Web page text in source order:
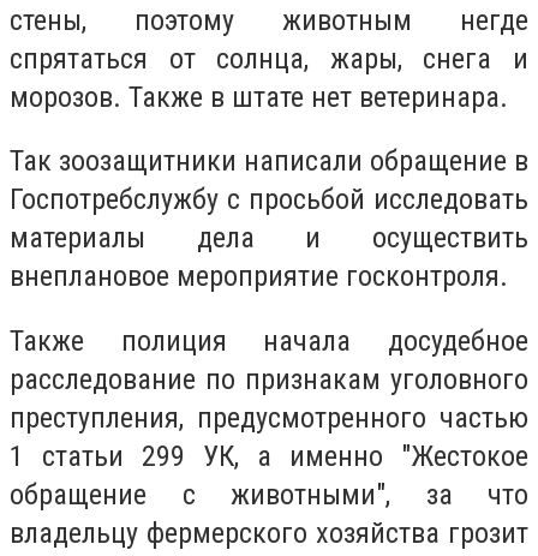
стены, поэтому животным негде
спрятаться от солнца, жары, снега и
морозов. Также в штате нет ветеринара.
Так зоозащитники написали обращение в
Госпотребслужбу с просьбой исследовать
материалы дела и осуществить
внеплановое мероприятие госконтроля.
Также полиция начала досудебное
расследование по признакам уголовного
преступления, предусмотренного частью
1 статьи 299 УК, а именно "Жестокое
обращение с животными", за что
владельцу фермерского хозяйства грозит